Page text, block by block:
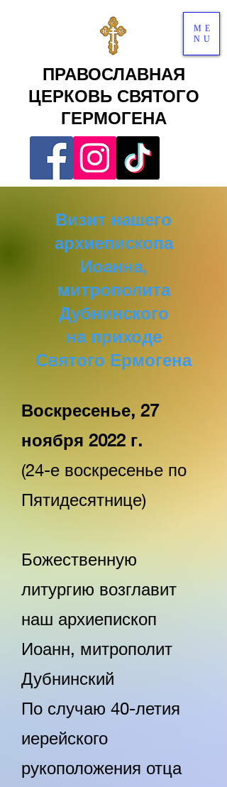
ПРАВОСЛАВНАЯ
ЦЕРКОВЬ СВЯТОГО
ГЕРМОГЕНА
ME
NU
Визит нашего
архиепископа
Иоанна,
митрополита
Дубнинского
на приходе
Святого Ермогена
Воскресенье, 27
ноября 2022 г.
(24-е воскресенье по
Пятидесятнице)
Божественную
литургию возглавит
наш архиепископ
Иоанн, митрополит
Дубнинский
По случаю 40-летия
иерейского
рукоположения отца